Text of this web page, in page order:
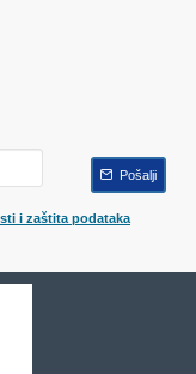
Pošalji
i zaštita podataka